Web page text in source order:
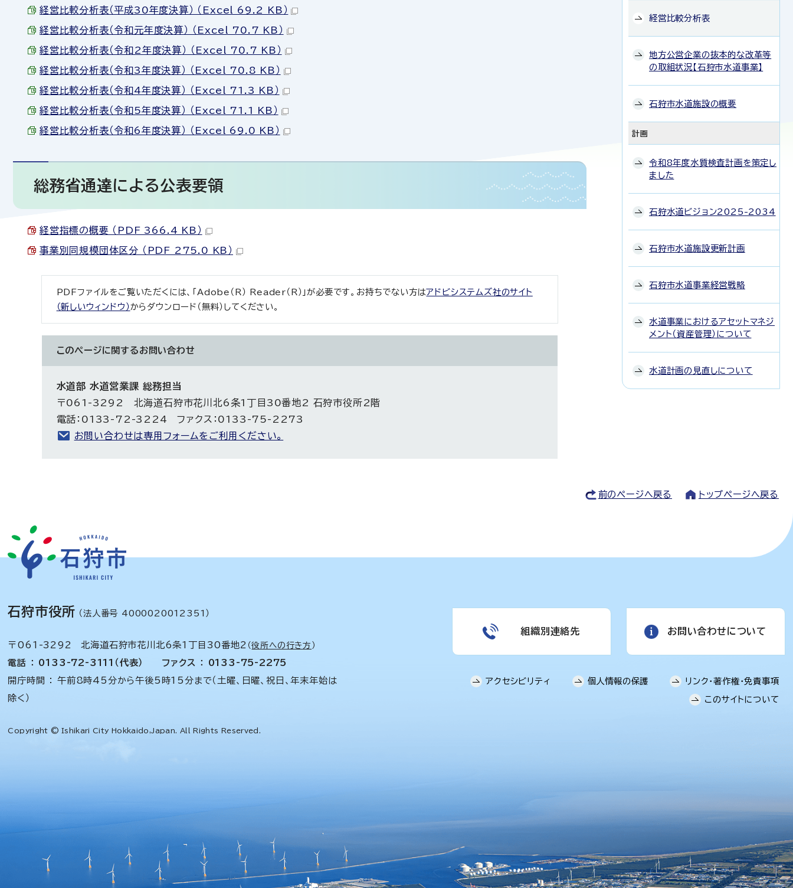
経営比較分析表（平成30年度決算） （Excel 69.2 KB）
経営比較分析表（令和元年度決算） （Excel 70.7 KB）
経営比較分析表（令和2年度決算） （Excel 70.7 KB）
経営比較分析表（令和3年度決算） （Excel 70.8 KB）
経営比較分析表（令和4年度決算） （Excel 71.3 KB）
経営比較分析表（令和5年度決算） （Excel 71.1 KB）
経営比較分析表（令和6年度決算） （Excel 69.0 KB）
総務省通達による公表要領
経営指標の概要 （PDF 366.4 KB）
事業別同規模団体区分 （PDF 275.0 KB）
PDFファイルをご覧いただくには、「Adobe（R） Reader（R）」が必要です。お持ちでない方はアドビシステムズ社のサイト
（新しいウィンドウ）からダウンロード（無料）してください。
このページに関する お問い合わせ
水道部 水道営業課 総務担当
〒061-3292 北海道石狩市花川北6条1丁目30番地2 石狩市役所2階
電話：0133-72-3224 ファクス：0133-75-2273
お問い合わせは専用フォームをご利用ください。
経営比較分析表
地方公営企業の抜本的な改革等
の取組状況【石狩市水道事業】
石狩市水道施設の概要
計画
令和8年度水質検査計画を策定し
ました
石狩水道ビジョン2025-2034
石狩市水道施設更新計画
石狩市水道事業経営戦略
水道事業におけるアセットマネジ
メント（資産管理）について
水道計画の見直しについて
前のページへ戻る トップページへ戻る
石狩市役所 （法人番号 4000020012351）
〒061-3292 北海道石狩市花川北6条1丁目30番地2 （役所への行き方 ）
電話 ： 0133-72-3111（代表）
ファクス ： 0133-75-2275
開庁時間 ： 午前8時45分から午後5時15分まで（土曜、日曜、祝日、年末年始は
除く）
Copyright © Ishikari City Hokkaido,Japan. All Rights Reserved.
組織別連絡先 お問い合わせについて
アクセシビリティ 個人情報の保護 リンク・著作権・免責事項
このサイトについて